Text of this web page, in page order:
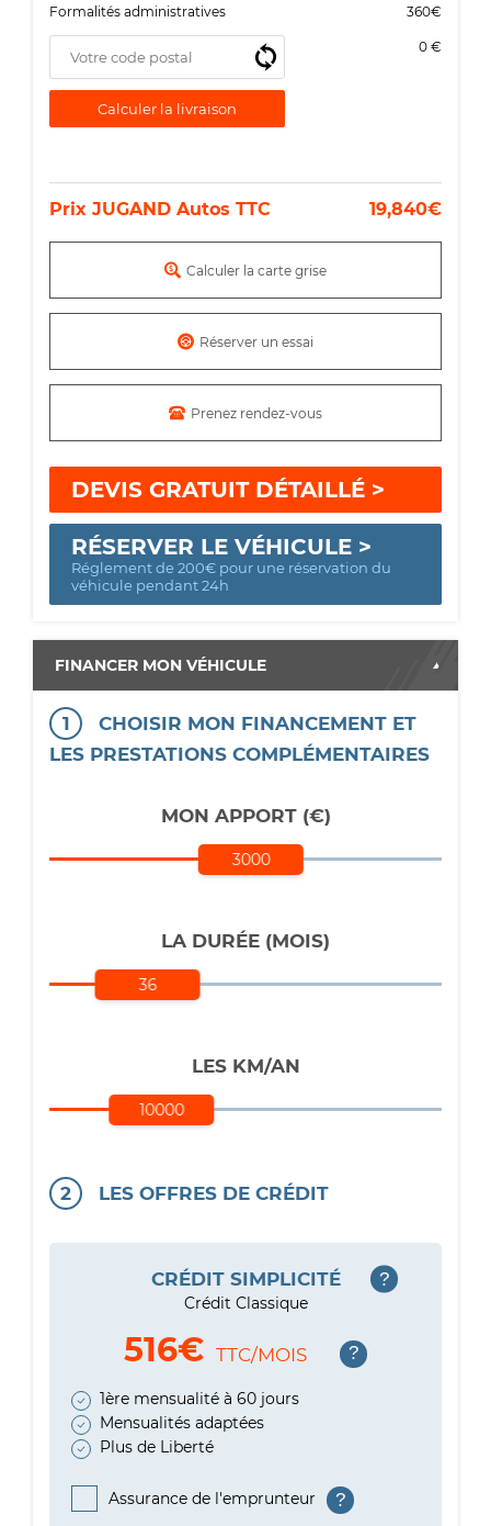
Formalités administratives 360€
0 €
Prix JUGAND Autos TTC 19,840€
Calculer la carte grise
Réserver un essai
Prenez rendez-vous
DEVIS GRATUIT DÉTAILLÉ >
RÉSERVER LE VÉHICULE >
Réglement de 200€ pour une réservation du
véhicule pendant 24h
FINANCER MON VÉHICULE
1
CHOISIR MON FINANCEMENT ET
LES PRESTATIONS COMPLÉMENTAIRES
MON APPORT (€)
3000
LA DURÉE (MOIS)
36
LES KM/AN
10000
2 LES OFFRES DE CRÉDIT
CRÉDIT SIMPLICITÉ ?
Crédit Classique
516€ TTC/MOIS ?
1ère mensualité à 60 jours
Mensualités adaptées
Plus de Liberté
Assurance de l'emprunteur ?